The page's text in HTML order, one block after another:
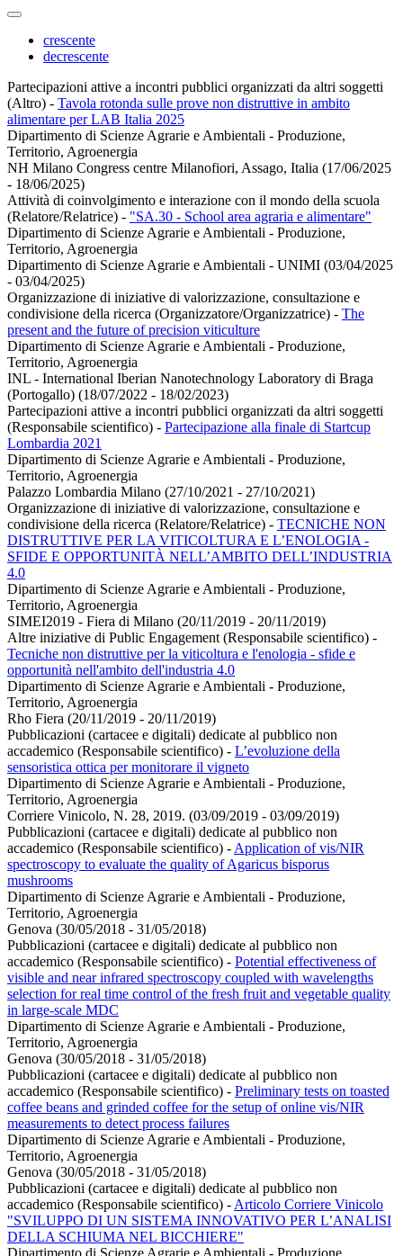
crescente
decrescente
Partecipazioni attive a incontri pubblici organizzati da altri soggetti
(Altro) - Tavola rotonda sulle prove non distruttive in ambito
alimentare per LAB Italia 2025
Dipartimento di Scienze Agrarie e Ambientali - Produzione,
Territorio, Agroenergia
NH Milano Congress centre Milanofiori, Assago, Italia (17/06/2025
- 18/06/2025)
Attività di coinvolgimento e interazione con il mondo della scuola
(Relatore/Relatrice) - "SA.30 - School area agraria e alimentare"
Dipartimento di Scienze Agrarie e Ambientali - Produzione,
Territorio, Agroenergia
Dipartimento di Scienze Agrarie e Ambientali - UNIMI (03/04/2025
- 03/04/2025)
Organizzazione di iniziative di valorizzazione, consultazione e
condivisione della ricerca (Organizzatore/Organizzatrice) - The
present and the future of precision viticulture
Dipartimento di Scienze Agrarie e Ambientali - Produzione,
Territorio, Agroenergia
INL - International Iberian Nanotechnology Laboratory di Braga
(Portogallo) (18/07/2022 - 18/02/2023)
Partecipazioni attive a incontri pubblici organizzati da altri soggetti
(Responsabile scientifico) - Partecipazione alla finale di Startcup
Lombardia 2021
Dipartimento di Scienze Agrarie e Ambientali - Produzione,
Territorio, Agroenergia
Palazzo Lombardia Milano (27/10/2021 - 27/10/2021)
Organizzazione di iniziative di valorizzazione, consultazione e
condivisione della ricerca (Relatore/Relatrice) - TECNICHE NON
DISTRUTTIVE PER LA VITICOLTURA E L’ENOLOGIA -
SFIDE E OPPORTUNITÀ NELL’AMBITO DELL’INDUSTRIA
4.0
Dipartimento di Scienze Agrarie e Ambientali - Produzione,
Territorio, Agroenergia
SIMEI2019 - Fiera di Milano (20/11/2019 - 20/11/2019)
Altre iniziative di Public Engagement (Responsabile scientifico) -
Tecniche non distruttive per la viticoltura e l'enologia - sfide e
opportunità nell'ambito dell'industria 4.0
Dipartimento di Scienze Agrarie e Ambientali - Produzione,
Territorio, Agroenergia
Rho Fiera (20/11/2019 - 20/11/2019)
Pubblicazioni (cartacee e digitali) dedicate al pubblico non
accademico (Responsabile scientifico) - L’evoluzione della
sensoristica ottica per monitorare il vigneto
Dipartimento di Scienze Agrarie e Ambientali - Produzione,
Territorio, Agroenergia
Corriere Vinicolo, N. 28, 2019. (03/09/2019 - 03/09/2019)
Pubblicazioni (cartacee e digitali) dedicate al pubblico non
accademico (Responsabile scientifico) - Application of vis/NIR
spectroscopy to evaluate the quality of Agaricus bisporus
mushrooms
Dipartimento di Scienze Agrarie e Ambientali - Produzione,
Territorio, Agroenergia
Genova (30/05/2018 - 31/05/2018)
Pubblicazioni (cartacee e digitali) dedicate al pubblico non
accademico (Responsabile scientifico) - Potential effectiveness of
visible and near infrared spectroscopy coupled with wavelengths
selection for real time control of the fresh fruit and vegetable quality
in large-scale MDC
Dipartimento di Scienze Agrarie e Ambientali - Produzione,
Territorio, Agroenergia
Genova (30/05/2018 - 31/05/2018)
Pubblicazioni (cartacee e digitali) dedicate al pubblico non
accademico (Responsabile scientifico) - Preliminary tests on toasted
coffee beans and grinded coffee for the setup of online vis/NIR
measurements to detect process failures
Dipartimento di Scienze Agrarie e Ambientali - Produzione,
Territorio, Agroenergia
Genova (30/05/2018 - 31/05/2018)
Pubblicazioni (cartacee e digitali) dedicate al pubblico non
accademico (Responsabile scientifico) - Articolo Corriere Vinicolo
"SVILUPPO DI UN SISTEMA INNOVATIVO PER L’ANALISI
DELLA SCHIUMA NEL BICCHIERE"